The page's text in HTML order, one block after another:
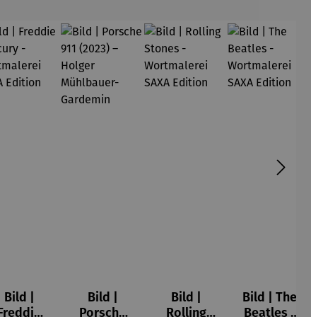
Bild |
Bild |
Porsche
Bild |
Rolling
Bild | The
Beatles -